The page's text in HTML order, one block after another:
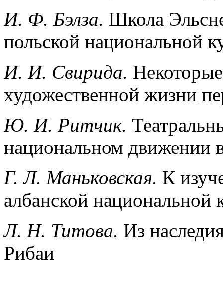
И. Ф. Бэлза. Школа
польской национальной
И. И. Свирида.
художественной жизни
Ю. И. Ритчик.
национальном движении
Г. Л. Маньковская. К
албанской национальной
Л. Н. Титова. Из
Рибаи